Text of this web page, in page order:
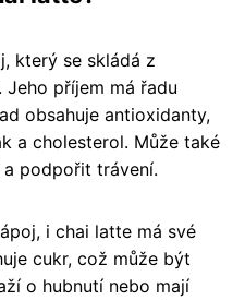
který se skládá z
příjem má řadu
obsahuje antioxidanty,
a cholesterol. Může také
podpořit trávení.
i chai latte má své
cukr, což může být
o hubnutí nebo mají